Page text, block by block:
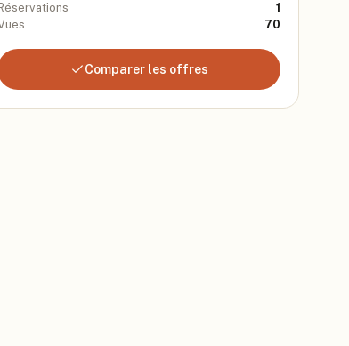
Réservations
1
70
Comparer les offres